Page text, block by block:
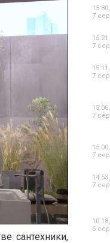
сантехники,
15:30,
7
15:21,
7
15:11,
7
15:06,
7
15:00,
7
14:53,
7
10:18,
6